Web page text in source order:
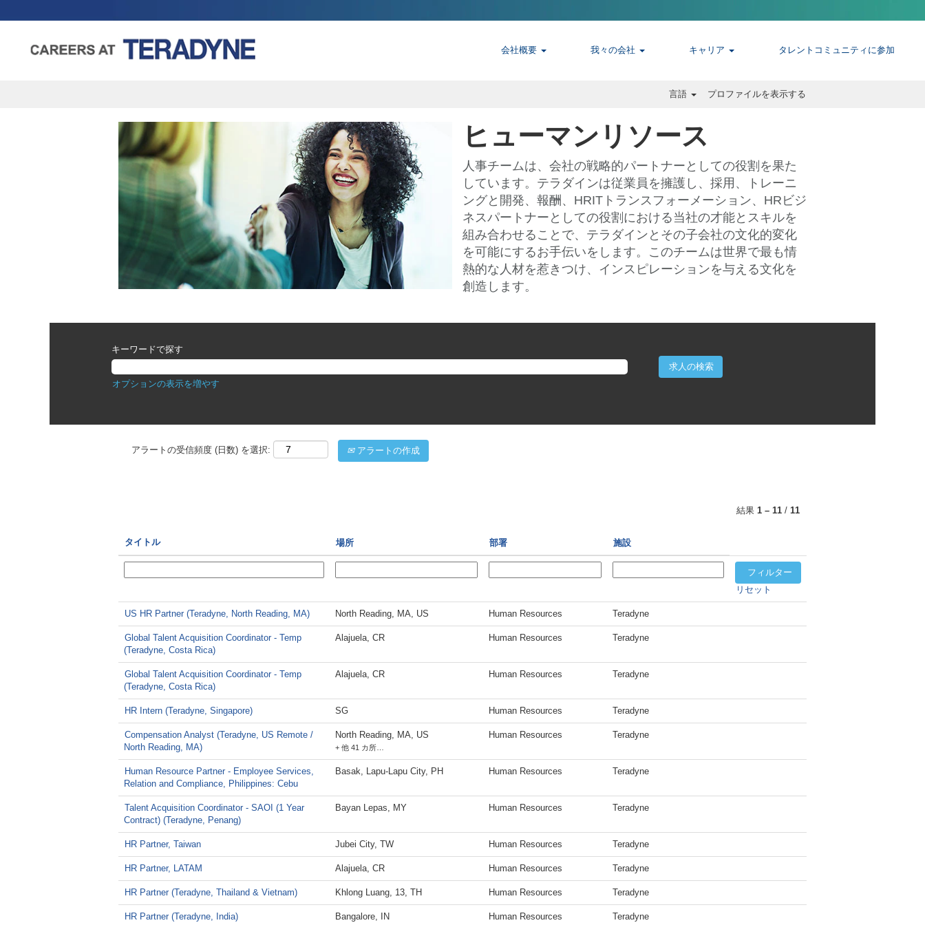
会社概要 我々の会社 キャリア タレントコミュニティに参加
言語 プロファイルを表示する
ヒューマンリソース
人事チームは、会社の戦略的パートナーとしての役割を果た
しています。テラダインは従業員を擁護し、採用、トレーニ
ングと開発、報酬、HRITトランスフォーメーション、HRビジ
ネスパートナーとしての役割における当社の才能とスキルを
組み合わせることで、テラダインとその子会社の文化的変化
を可能にするお手伝いをします。このチームは世界で最も情
熱的な人材を惹きつけ、インスピレーションを与える文化を
創造します。
キーワードで探す
オプションの表示を増やす
アラートの受信頻度 (日数) を選択: アラートの作成
結果 1 – 11 / 11
タイトル 場所 部署 施設
リセット
US HR Partner (Teradyne, North Reading, MA) North Reading, MA, US Human Resources Teradyne
Global Talent Acquisition Coordinator - Temp
(Teradyne, Costa Rica)
Alajuela, CR Human Resources Teradyne
Global Talent Acquisition Coordinator - Temp
(Teradyne, Costa Rica)
Alajuela, CR Human Resources Teradyne
HR Intern (Teradyne, Singapore) SG Human Resources Teradyne
Compensation Analyst (Teradyne, US Remote /
North Reading, MA)
North Reading, MA, US
+ 他 41 カ所…
Human Resources Teradyne
Human Resource Partner - Employee Services,
Relation and Compliance, Philippines: Cebu
Basak, Lapu-Lapu City, PH Human Resources Teradyne
Talent Acquisition Coordinator - SAOI (1 Year
Contract) (Teradyne, Penang)
Bayan Lepas, MY Human Resources Teradyne
HR Partner, Taiwan Jubei City, TW Human Resources Teradyne
HR Partner, LATAM Alajuela, CR Human Resources Teradyne
HR Partner (Teradyne, Thailand & Vietnam) Khlong Luang, 13, TH Human Resources Teradyne
HR Partner (Teradyne, India) Bangalore, IN Human Resources Teradyne